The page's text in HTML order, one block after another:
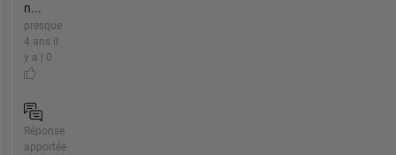
n...
presque
4 ans il
y a | 0
Réponse
apportée